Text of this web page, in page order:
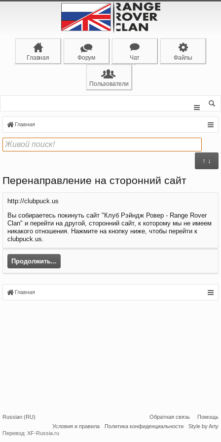
Главная Форум Чат Файлы
Пользователи
Главная
↑ ↓
Перенаправление на сторонний сайт
http://clubpuck.us
Вы собираетесь покинуть сайт "Клуб Рэйндж Ровер - Range Rover
Clan" и перейти на другой, сторонний сайт, к которому мы не имеем
никакого отношения. Нажмите на кнопку ниже, чтобы перейти к
clubpuck.us.
Продолжить...
Главная
Russian (RU) Обратная связь
Помощь
Условия и правила
Политика конфиденциальности
Style by Arty
Перевод: XF-Russia.ru